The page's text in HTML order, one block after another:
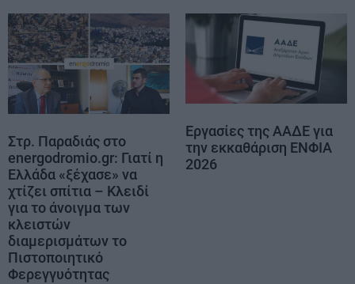
Στρ. Παραδιάς στο
energodromio.gr: Γιατί η
Ελλάδα «ξέχασε» να
χτίζει σπίτια – Κλειδί
για το άνοιγμα των
κλειστών
διαμερισμάτων το
Πιστοποιητικό
Φερεγγυότητας
Εργασίες της ΑΑΔΕ για
την εκκαθάριση ΕΝΦΙΑ
2026